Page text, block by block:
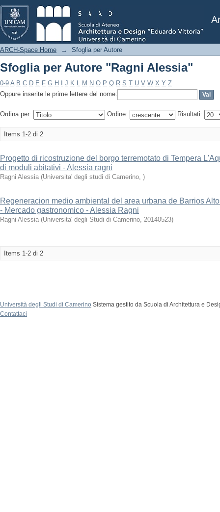
Sfoglia per Autore "Ragni Alessia"
ARCH-Space Home → Sfoglia per Autore
Sfoglia per Autore "Ragni Alessia"
0-9 A B C D E F G H J K L M N O P Q R S T U V W X Y Z
Oppure inserite le prime lettere del nome:
Ordina per: Ordine: Risultati:
Items 1-2 di 2
Progetto di ricostruzione del borgo terremotato di Tempera
di moduli abitativi - Alessia ragni
Ragni Alessia (Universita' degli studi di Camerino, )
Regeneracion medio ambiental del area urbana de Barrios
- Mercado gastronomico - Alessia Ragni
Ragni Alessia (Universita' degli Studi di Camerino, 20140523)
Items 1-2 di 2
Università degli Studi di Camerino Sistema gestito da Scuola di Architettura e
Contattaci